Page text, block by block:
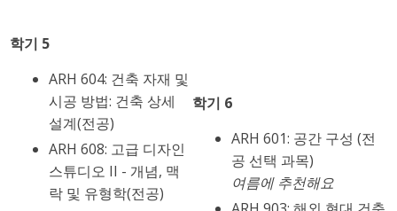
학기 5
ARH 604: 건축 자재 및
시공 방법: 건축 상세
설계(전공)
ARH 608: 고급 디자인
스튜디오 II - 개념, 맥
락 및 유형학(전공)
학기 6
ARH 601: 공간 구성 (전
공 선택 과목)
여름에 추천해요